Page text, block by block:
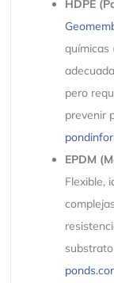
HDPE
químicas
pero
prevenir
EPDM
Flexible,